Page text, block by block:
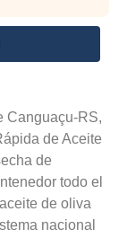
Canguaçu-RS,
de Aceite
de
todo el
de oliva
nacional